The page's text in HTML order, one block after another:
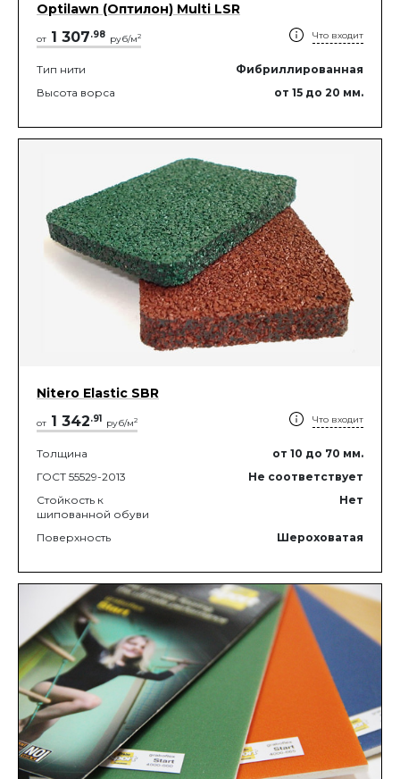
Optilawn (Оптилон) Multi LSR
от 1 307.98 руб/м2 Что входит
Тип нити
Фибриллированная
Высота ворса
от 15 до 20 мм.
Nitero Elastic SBR
от 1 342.91 руб/м2 Что входит
Толщина от 10 до 70 мм.
ГОСТ 55529-2013
Не соответствует
Стойкость к
шипованной обуви
Нет
Поверхность Шероховатая